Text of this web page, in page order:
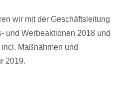
wir mit der Geschäftsleitung
und Werbeaktionen 2018 und
Maßnahmen und
2019.